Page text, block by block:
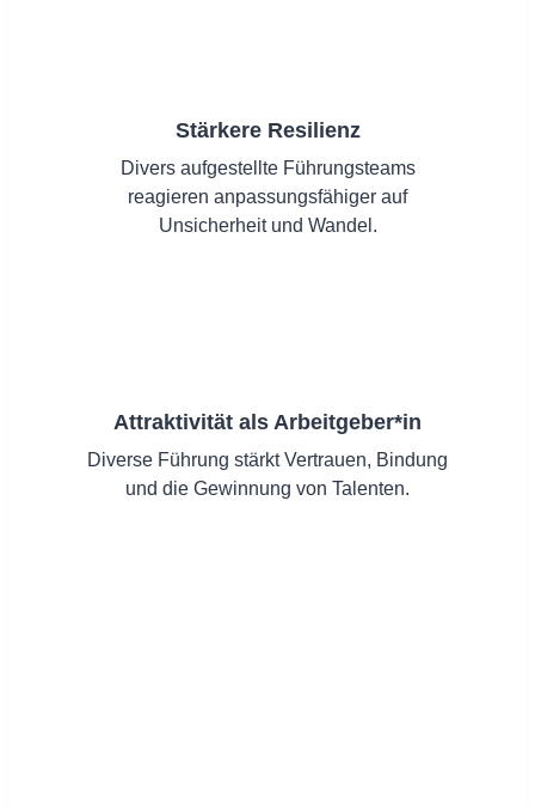
Stärkere Resilienz
Divers aufgestellte Führungsteams
reagieren anpassungsfähiger auf
Unsicherheit und Wandel.
Attraktivität als Arbeitgeber*in
Diverse Führung stärkt Vertrauen, Bindung
und die Gewinnung von Talenten.